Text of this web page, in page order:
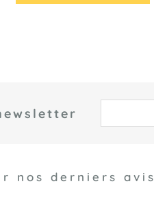
nos derniers avis